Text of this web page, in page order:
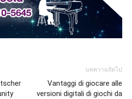
บทความถัดไป
Vantaggi di giocare alle
versioni digitali di giochi da